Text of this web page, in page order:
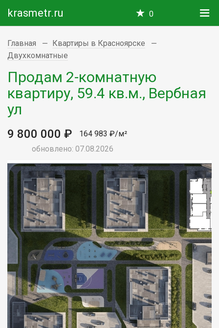
krasmetr.ru 0
Главная
Квартиры в Красноярске
Двухкомнатные
Продам 2-комнатную
квартиру, 59.4 кв.м., Вербная
ул
9 800 000 ₽
164 983 ₽/м²
обновлено: 07.08.2026